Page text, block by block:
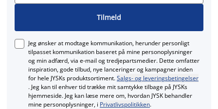
Tilmeld
Jeg ønsker at modtage kommunikation, herunder personligt
tilpasset kommunikation baseret på mine personoplysninger
og min adfærd, via e‑mail og tredjepartsmedier. Dette omfatter
inspiration, gode tilbud, nye lanceringer og kampagner inden
for hele JYSKs produktsortiment.Salgs- og leveringsbetingelser
. Jeg kan til enhver tid trække mit samtykke tilbage på JYSKs
hjemmeside. Jeg kan læse mere om, hvordan JYSK behandler
mine personoplysninger, i Privatlivspolitikken.